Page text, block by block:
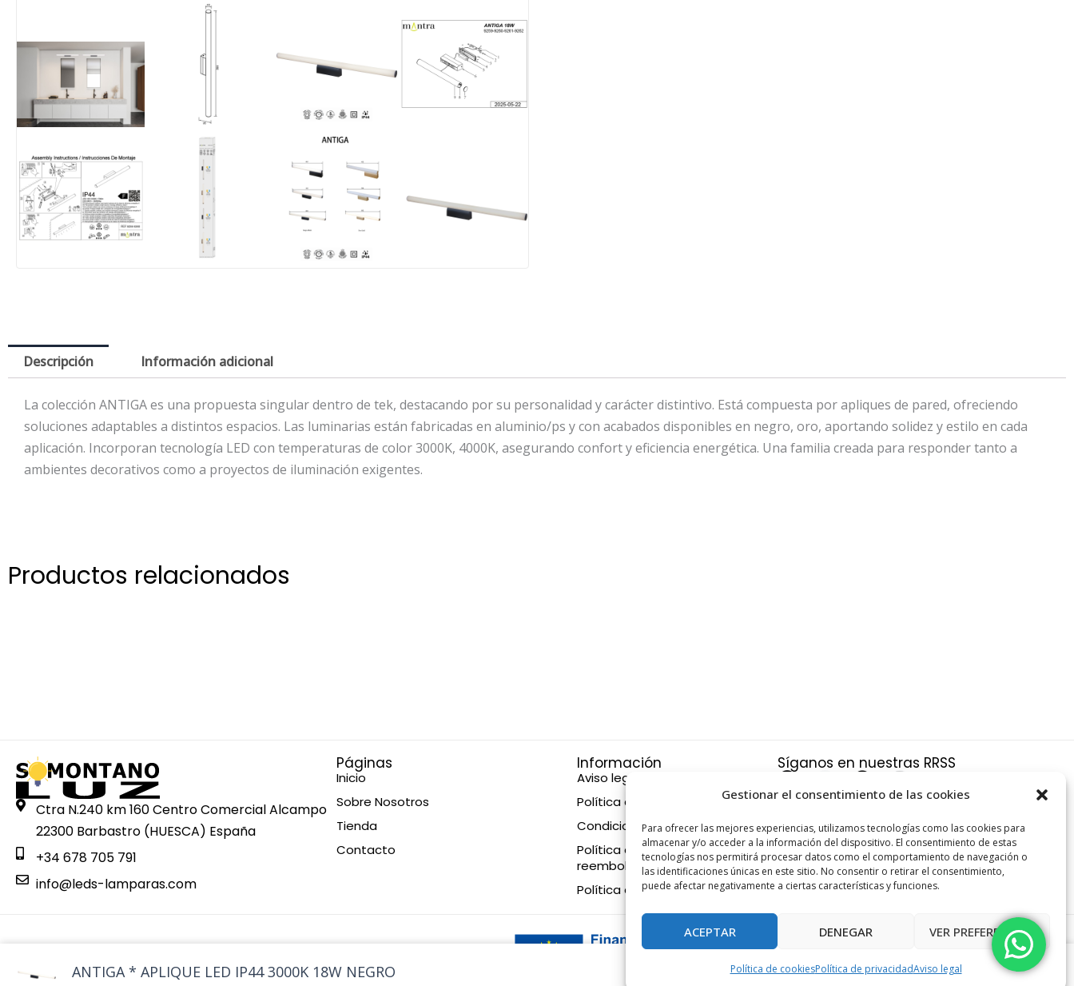
Gestionar el consentimiento de las cookies
Para ofrecer las mejores experiencias, utilizamos tecnologías como las cookies para
almacenar y/o acceder a la información del dispositivo. El consentimiento de estas
tecnologías nos permitirá procesar datos como el comportamiento de navegación o
las identificaciones únicas en este sitio. No consentir o retirar el consentimiento,
puede afectar negativamente a ciertas características y funciones.
ACEPTAR DENEGAR VER PREFERENCIAS
Política de cookiesPolítica de privacidadAviso legal
Descripción Información adicional
La colección ANTIGA es una propuesta singular dentro de tek, destacando por su personalidad y carácter distintivo. Está compuesta por apliques de pared, ofreciendo
soluciones adaptables a distintos espacios. Las luminarias están fabricadas en aluminio/ps y con acabados disponibles en negro, oro, aportando solidez y estilo en cada
aplicación. Incorporan tecnología LED con temperaturas de color 3000K, 4000K, asegurando confort y eficiencia energética. Una familia creada para responder tanto a
ambientes decorativos como a proyectos de iluminación exigentes.
Productos relacionados
Ctra N.240 km 160 Centro Comercial Alcampo
22300 Barbastro (HUESCA) España
+34 678 705 791
info@leds-lamparas.com
Páginas
Inicio
Sobre Nosotros
Tienda
Contacto
Información
Aviso legal
Política de privacidad
Condiciones de compra
Política de devoluciones y
reembolsos
Política de cookies
Síganos en nuestras RRSS
F
a
e
b
o
o
-
t
w
i
t
t
r
P
i
n
t
e
r
e
t
I
n
s
t
a
g
r
ANTIGA * APLIQUE LED IP44 3000K 18W NEGRO 42,42€ -
*
+ AÑADIR AL CARRITO